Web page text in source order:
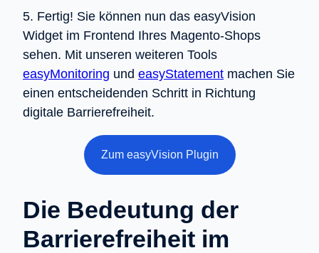
5. Fertig! Sie können nun das easyVision
Widget im Frontend Ihres Magento-Shops
sehen. Mit unseren weiteren Tools
easyMonitoring und easyStatement machen Sie
einen entscheidenden Schritt in Richtung
digitale Barrierefreiheit.
Zum easyVision Plugin
Die Bedeutung der
Barrierefreiheit im